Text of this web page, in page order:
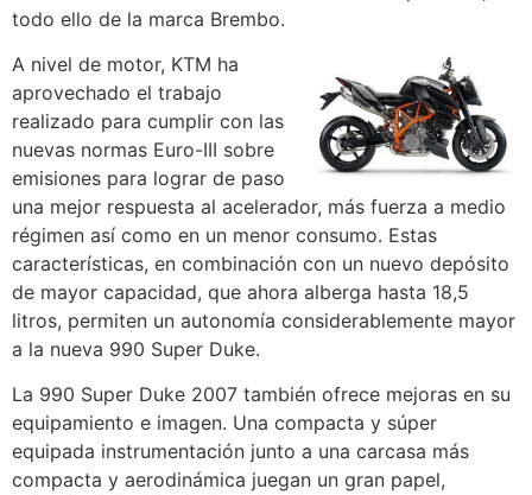
todo ello de la marca Brembo.
A nivel de motor, KTM ha
aprovechado el trabajo
realizado para cumplir con las
nuevas normas Euro-III sobre
emisiones para lograr de paso
una mejor respuesta al acelerador, más fuerza a medio
régimen así como en un menor consumo. Estas
características, en combinación con un nuevo depósito
de mayor capacidad, que ahora alberga hasta 18,5
litros, permiten un autonomía considerablemente mayor
a la nueva 990 Super Duke.
La 990 Super Duke 2007 también ofrece mejoras en su
equipamiento e imagen. Una compacta y súper
equipada instrumentación junto a una carcasa más
compacta y aerodinámica juegan un gran papel,